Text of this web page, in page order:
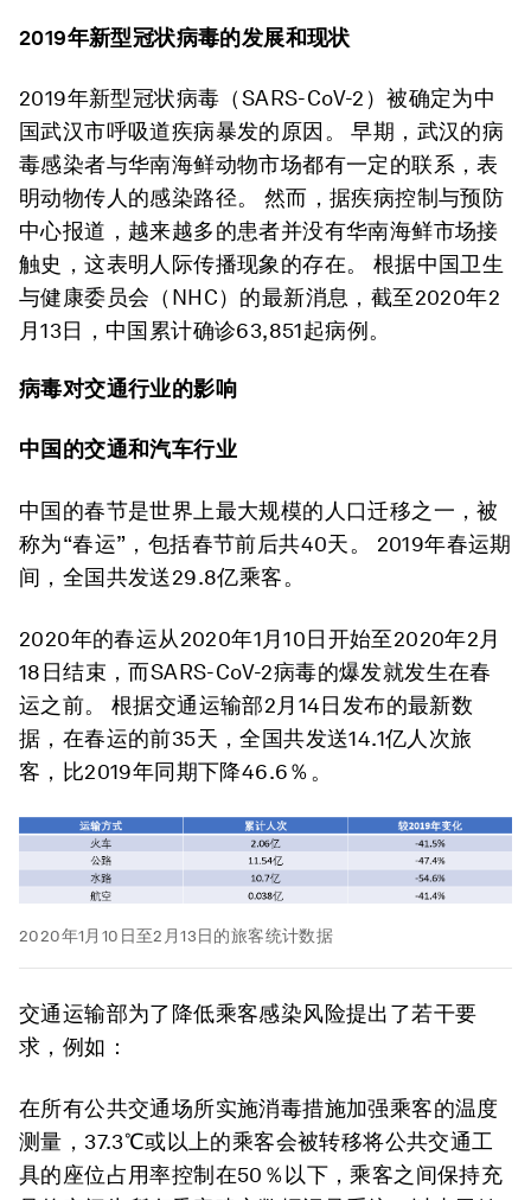
2019年新型冠状病毒的发展和现状
2019年新型冠状病毒（SARS-CoV-2）被确定为中
国武汉市呼吸道疾病暴发的原因。 早期，武汉的病
毒感染者与华南海鲜动物市场都有一定的联系，表
明动物传人的感染路径。 然而，据疾病控制与预防
中心报道，越来越多的患者并没有华南海鲜市场接
触史，这表明人际传播现象的存在。 根据中国卫生
与健康委员会（NHC）的最新消息，截至2020年2
月13日，中国累计确诊63,851起病例。
病毒对交通行业的影响
中国的交通和汽车行业
中国的春节是世界上最大规模的人口迁移之一，被
称为“春运”，包括春节前后共40天。 2019年春运期
间，全国共发送29.8亿乘客。
2020年的春运从2020年1月10日开始至2020年2月
18日结束，而SARS-CoV-2病毒的爆发就发生在春
运之前。 根据交通运输部2月14日发布的最新数
据，在春运的前35天，全国共发送14.1亿人次旅
客，比2019年同期下降46.6％。
2020年1月10日至2月13日的旅客统计数据
交通运输部为了降低乘客感染风险提出了若干要
求，例如：
在所有公共交通场所实施消毒措施加强乘客的温度
测量，37.3℃或以上的乘客会被转移将公共交通工
具的座位占用率控制在50％以下，乘客之间保持充